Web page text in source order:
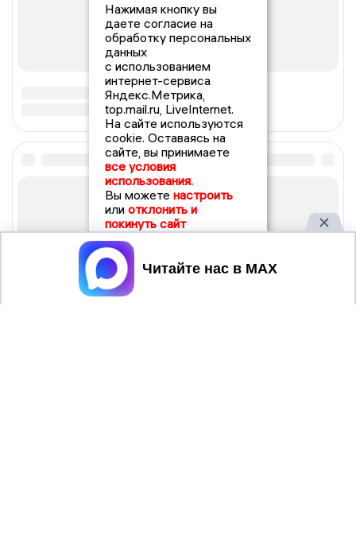
Нажимая кнопку вы
даете согласие на
обработку персональных
данных
с использованием
интернет-сервиса
Яндекс.Метрика,
top.mail.ru, LiveInternet.
На сайте используются
cookie. Оставаясь на
сайте, вы принимаете
все условия
использования.
Вы можете настроить
или отклонить и
покинуть сайт
Принять